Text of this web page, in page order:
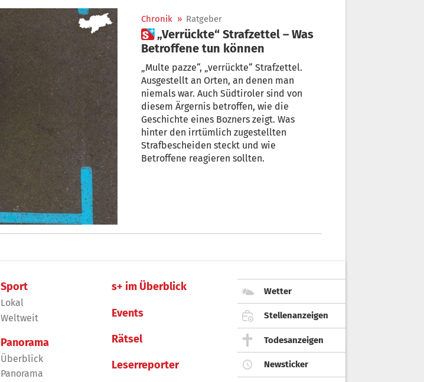
Chronik » Ratgeber
 „Verrückte“ Strafzettel – Was
Betroffene tun können
„Multe pazze“, „verrückte“ Strafzettel.
Ausgestellt an Orten, an denen man
niemals war. Auch Südtiroler sind von
diesem Ärgernis betroffen, wie die
Geschichte eines Bozners zeigt. Was
hinter den irrtümlich zugestellten
Strafbescheiden steckt und wie
Betroffene reagieren sollten.
Sport
Lokal
Weltweit
Panorama
Überblick
Panorama
s+ im Überblick
Events
Rätsel
Leserreporter
Wetter
Stellenanzeigen
Todesanzeigen
Newsticker